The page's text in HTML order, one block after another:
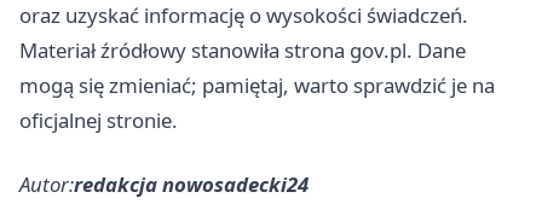
oraz uzyskać informację o wysokości świadczeń.
Materiał źródłowy stanowiła strona gov.pl. Dane
mogą się zmieniać; pamiętaj, warto sprawdzić je na
oficjalnej stronie.
Autor:redakcja nowosadecki24